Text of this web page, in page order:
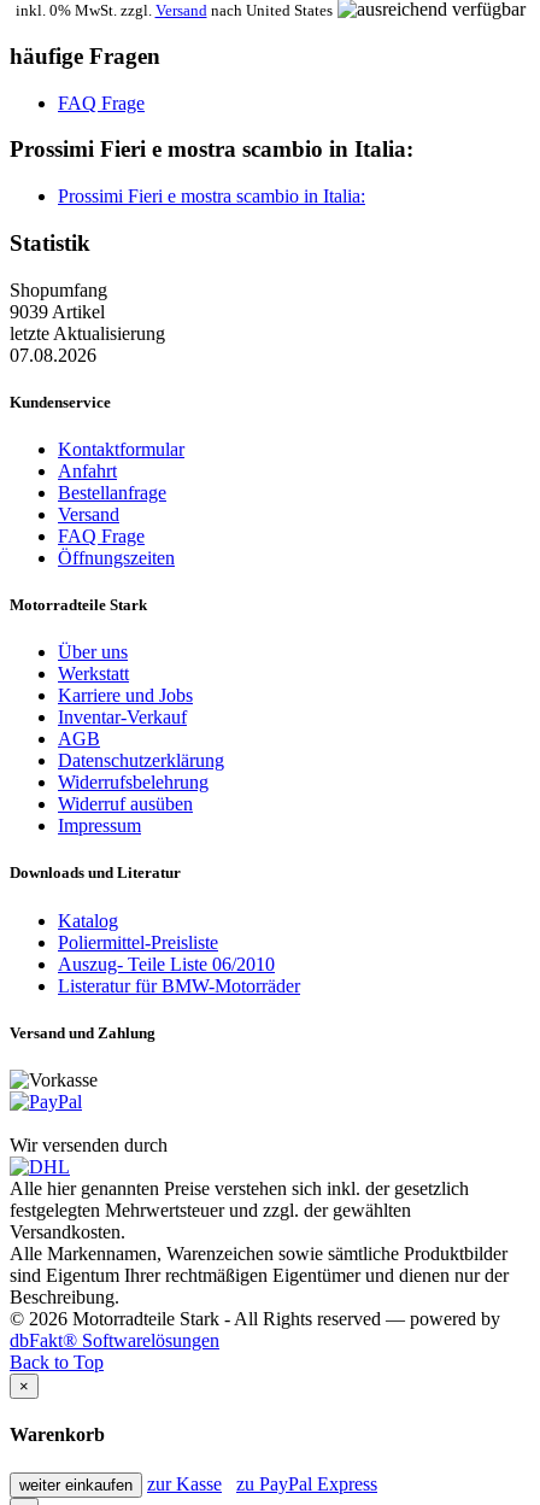
inkl. 0% MwSt. zzgl. Versandnach United States
häufige Fragen
FAQ Frage
Prossimi Fieri e mostra scambio in Italia:
Prossimi Fieri e mostra scambio in Italia:
Statistik
Shopumfang
9039 Artikel
letzte Aktualisierung
07.08.2026
Kundenservice
Kontaktformular
Anfahrt
Bestellanfrage
Versand
FAQ Frage
Öffnungszeiten
Motorradteile Stark
Über uns
Werkstatt
Karriere und Jobs
Inventar-Verkauf
AGB
Datenschutzerklärung
Widerrufsbelehrung
Widerruf ausüben
Impressum
Downloads und Literatur
Katalog
Poliermittel-Preisliste
Auszug- Teile Liste 06/2010
Listeratur für BMW-Motorräder
Versand und Zahlung
Wir versenden durch
Alle hier genannten Preise verstehen sich inkl. der gesetzlich
festgelegten Mehrwertsteuer und zzgl. der gewählten
Versandkosten.
Alle Markennamen, Warenzeichen sowie sämtliche Produktbilder
sind Eigentum Ihrer rechtmäßigen Eigentümer und dienen nur der
Beschreibung.
© 2026 Motorradteile Stark - All Rights reserved — powered by
dbFakt® Softwarelösungen
Back to Top
×
Warenkorb
weiter einkaufen zur Kasse zu PayPal Express